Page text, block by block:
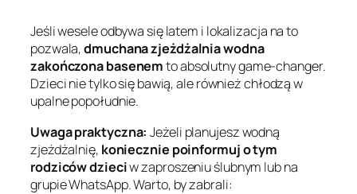
Jeśli wesele odbywa się latem i lokalizacja na to
pozwala,dmuchana zjeżdżalnia wodna
zakończona basenemto absolutny game-changer.
Dzieci nie tylko się bawią, ale również chłodzą w
upalne popołudnie.
Uwaga praktyczna: Jeżeli planujesz wodną
zjeżdżalnię, koniecznie poinformuj o tym
rodziców dzieciw zaproszeniu ślubnym lub na
grupie WhatsApp. Warto, by zabrali: